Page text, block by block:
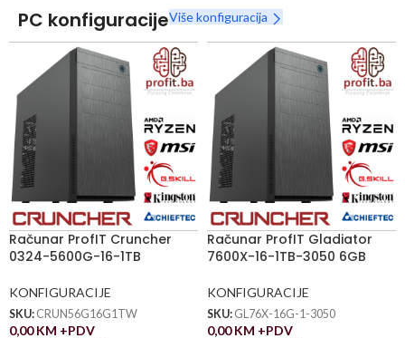
PC konfiguracijeViše konfiguracija
Računar ProfIT Cruncher
0324-5600G-16-1TB
KONFIGURACIJE
SKU: CRUN56G16G1TW
0,00KM +PDV
Računar ProfIT Gladiator
7600X-16-1TB-3050 6GB
KONFIGURACIJE
SKU: GL76X-16G-1-3050
0,00KM +PDV